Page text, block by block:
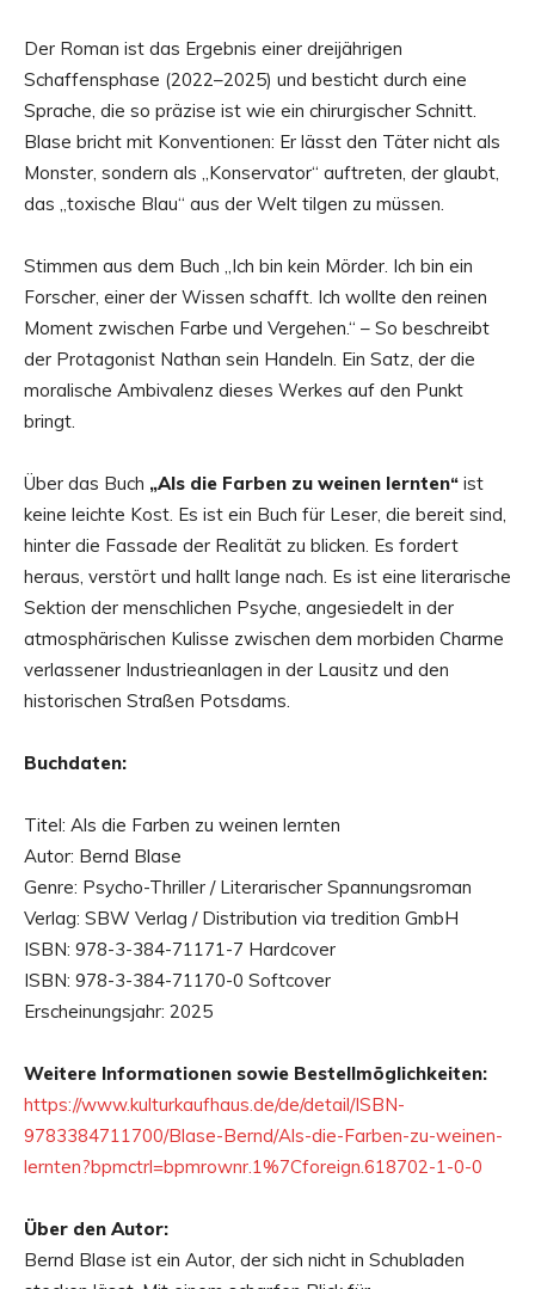
Der Roman ist das Ergebnis einer dreijährigen
Schaffensphase (2022–2025) und besticht durch eine
Sprache, die so präzise ist wie ein chirurgischer Schnitt.
Blase bricht mit Konventionen: Er lässt den Täter nicht als
Monster, sondern als „Konservator“ auftreten, der glaubt,
das „toxische Blau“ aus der Welt tilgen zu müssen.
Stimmen aus dem Buch „Ich bin kein Mörder. Ich bin ein
Forscher, einer der Wissen schafft. Ich wollte den reinen
Moment zwischen Farbe und Vergehen.“ – So beschreibt
der Protagonist Nathan sein Handeln. Ein Satz, der die
moralische Ambivalenz dieses Werkes auf den Punkt
bringt.
Über das Buch „Als die Farben zu weinen lernten“ ist
keine leichte Kost. Es ist ein Buch für Leser, die bereit sind,
hinter die Fassade der Realität zu blicken. Es fordert
heraus, verstört und hallt lange nach. Es ist eine literarische
Sektion der menschlichen Psyche, angesiedelt in der
atmosphärischen Kulisse zwischen dem morbiden Charme
verlassener Industrieanlagen in der Lausitz und den
historischen Straßen Potsdams.
Buchdaten:
Titel: Als die Farben zu weinen lernten
Autor: Bernd Blase
Genre: Psycho-Thriller / Literarischer Spannungsroman
Verlag: SBW Verlag / Distribution via tredition GmbH
ISBN: 978-3-384-71171-7 Hardcover
ISBN: 978-3-384-71170-0 Softcover
Erscheinungsjahr: 2025
Weitere Informationen sowie Bestellmöglichkeiten:
https://www.kulturkaufhaus.de/de/detail/ISBN-
9783384711700/Blase-Bernd/Als-die-Farben-zu-weinen-
lernten?bpmctrl=bpmrownr.1%7Cforeign.618702-1-0-0
Über den Autor:
Bernd Blase ist ein Autor, der sich nicht in Schubladen